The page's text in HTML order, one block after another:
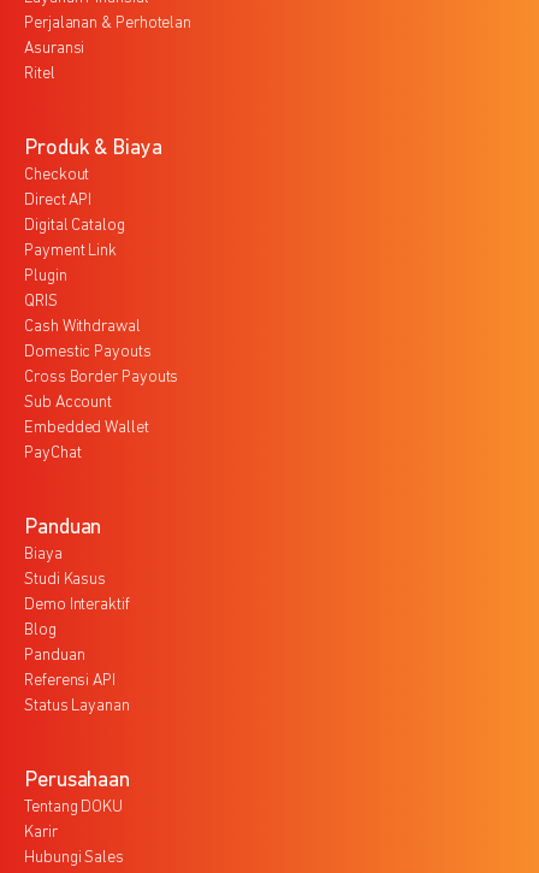
Perjalanan & Perhotelan
Asuransi
Ritel
Produk & Biaya
Checkout
Direct API
Digital Catalog
Payment Link
Plugin
QRIS
Cash Withdrawal
Domestic Payouts
Cross Border Payouts
Sub Account
Embedded Wallet
PayChat
Panduan
Biaya
Studi Kasus
Demo Interaktif
Blog
Panduan
Referensi API
Status Layanan
Perusahaan
Tentang DOKU
Karir
Hubungi Sales